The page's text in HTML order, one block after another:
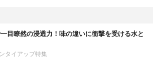
目瞭然の浸透力！味の違いに衝撃を受ける水と
タイアップ特集